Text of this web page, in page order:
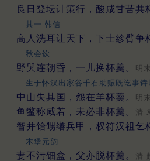
良日登坛计策行，酸咸甘苦共
其一 韩信
高人洗耳让天下，下士紾臂争
秋会饮
野哭连朝昏，一儿换杯羹。 明
生于怀汉出家谷千石助赈既讫事诗
中山失其国，怨在羊杯羹。 明
鱼鳖称咸若，未必非杯羹。 清·
智并饴甥缮兵甲，权符汉祖乞
木堡元韵
妻不污钿盒，父亦脱杯羹。 清·